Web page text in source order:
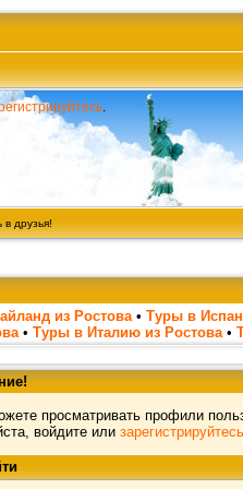
друзья!
из Ростова • Туры в
• Туры в Италию из Ростова •
просматривать профили
войдите или зарегистрируйтесь